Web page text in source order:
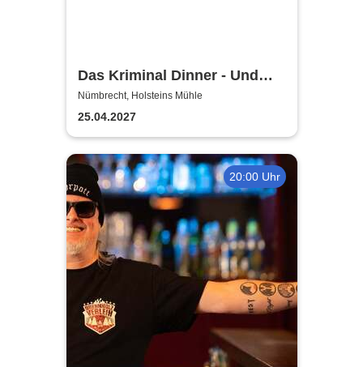
Das Kriminal Dinner - Und
raus bist du
Nümbrecht, Holsteins Mühle
25.04.2027
20:00 Uhr